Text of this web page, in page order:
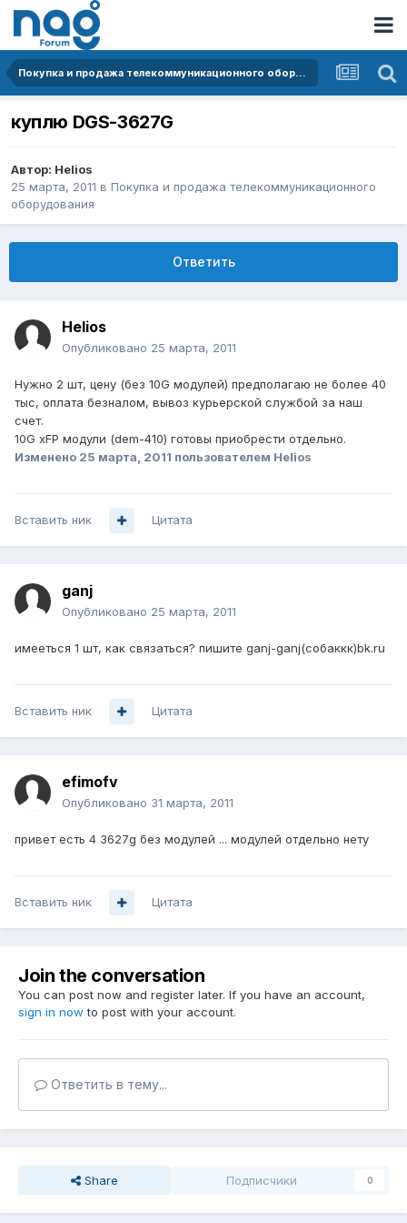
Покупка и продажа телекоммуникационного оборудования
куплю DGS-3627G
Автор: Helios
25 марта, 2011 в Покупка и продажа телекоммуникационного
оборудования
Ответить
Helios
Опубликовано 25 марта, 2011
Нужно 2 шт, цену (без 10G модулей) предполагаю не более 40
тыс, оплата безналом, вывоз курьерской службой за наш
счет.
10G xFP модули (dem-410) готовы приобрести отдельно.
Изменено 25 марта, 2011 пользователем Helios
Вставить ник Цитата
ganj
Опубликовано 25 марта, 2011
имееться 1 шт, как связаться? пишите ganj-ganj(собаккк)bk.ru
Вставить ник Цитата
efimofv
Опубликовано 31 марта, 2011
привет есть 4 3627g без модулей ... модулей отдельно нету
Вставить ник Цитата
Join the conversation
You can post now and register later. If you have an account,
sign in now to post with your account.
Ответить в тему...
Share Подписчики 0